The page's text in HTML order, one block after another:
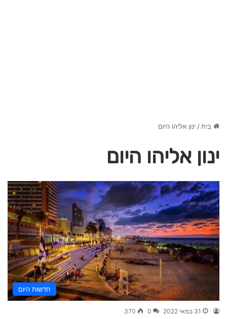
בית/ינון אליהו היום
ינון אליהו היום
חדשות היום
31 במאי 2022 0
370